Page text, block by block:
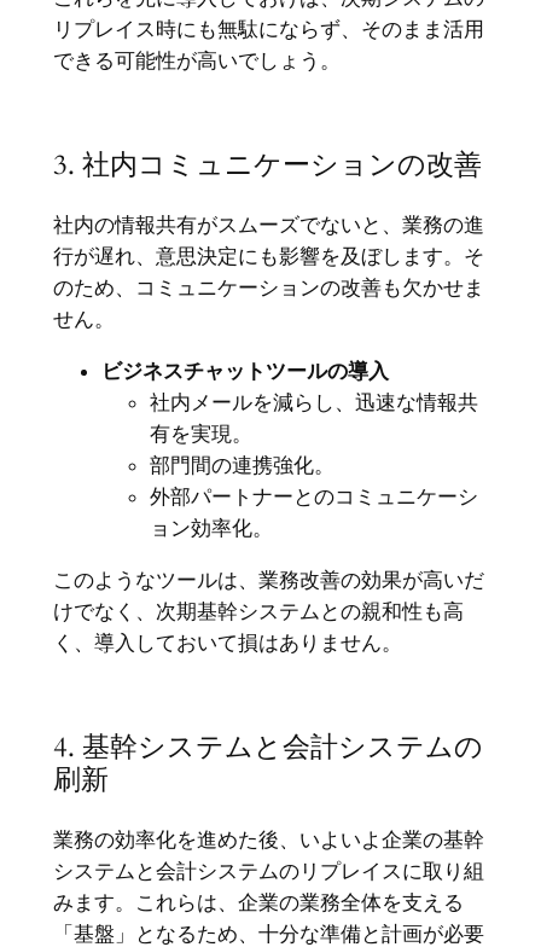
リプレイス時にも無駄にならず、そのまま活用
できる可能性が高いでしょう。
3. 社内コミュニケーションの改善
社内の情報共有がスムーズでないと、業務の進
行が遅れ、意思決定にも影響を及ぼします。そ
のため、コミュニケーションの改善も欠かせま
せん。
ビジネスチャットツールの導入
社内メールを減らし、迅速な情報共
有を実現。
部門間の連携強化。
外部パートナーとのコミュニケーシ
ョン効率化。
このようなツールは、業務改善の効果が高いだ
けでなく、次期基幹システムとの親和性も高
く、導入しておいて損はありません。
4. 基幹システムと会計システムの
刷新
業務の効率化を進めた後、いよいよ企業の基幹
システムと会計システムのリプレイスに取り組
みます。これらは、企業の業務全体を支える
「基盤」となるため、十分な準備と計画が必要